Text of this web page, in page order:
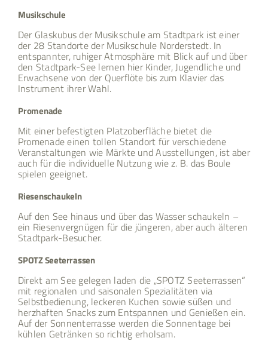
Musikschule
Der Glaskubus der Musikschule am Stadtpark ist einer
der 28 Standorte der Musikschule Norderstedt. In
entspannter, ruhiger Atmosphäre mit Blick auf und über
den Stadtpark-See lernen hier Kinder, Jugendliche und
Erwachsene von der Querflöte bis zum Klavier das
Instrument ihrer Wahl.
Promenade
Mit einer befestigten Platzoberfläche bietet die
Promenade einen tollen Standort für verschiedene
Veranstaltungen wie Märkte und Ausstellungen, ist aber
auch für die individuelle Nutzung wie z. B. das Boule
spielen geeignet.
Riesenschaukeln
Auf den See hinaus und über das Wasser schaukeln –
ein Riesenvergnügen für die jüngeren, aber auch älteren
Stadtpark-Besucher.
SPOTZ Seeterrassen
Direkt am See gelegen laden die „SPOTZ Seeterrassen“
mit regionalen und saisonalen Spezialitäten via
Selbstbedienung, leckeren Kuchen sowie süßen und
herzhaften Snacks zum Entspannen und Genießen ein.
Auf der Sonnenterrasse werden die Sonnentage bei
kühlen Getränken so richtig erholsam.